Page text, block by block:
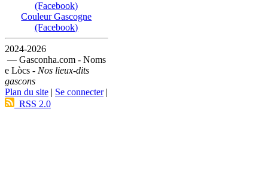
(Facebook)
Couleur Gascogne
(Facebook)
2024-2026
— Gasconha.com - Noms
e Lòcs - Nos lieux-dits
gascons
Plan du site | Se connecter|
RSS 2.0